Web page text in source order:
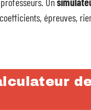
épreuves,